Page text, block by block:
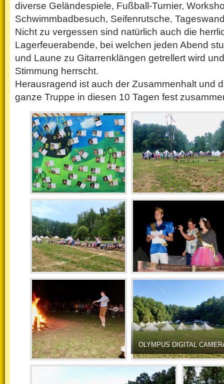
diverse Geländespiele, Fußball-Turnier,
Schwimmbadbesuch, Seifenrutsche,
Nicht zu vergessen sind natürlich auch die
Lagerfeuerabende, bei welchen jeden Abend
und Laune zu Gitarrenklängen getrellert wird
Stimmung herrscht.
Herausragend ist auch der Zusammenhalt und
ganze Truppe in diesen 10 Tagen fest
OLYMPUS DIGITAL